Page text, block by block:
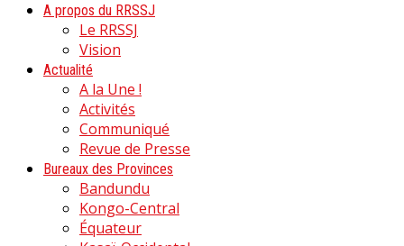
A propos du RRSSJ
Le RRSSJ
Vision
Actualité
A la Une !
Activités
Communiqué
Revue de Presse
Bureaux des Provinces
Bandundu
Kongo-Central
Équateur